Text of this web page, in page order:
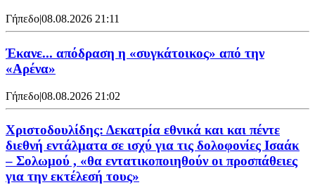
Γήπεδο|08.08.2026 21:11
Έκανε... απόδραση η «συγκάτοικος» από την
«Αρένα»
Γήπεδο|08.08.2026 21:02
Χριστοδουλίδης: Δεκατρία εθνικά και και πέντε
διεθνή εντάλματα σε ισχύ για τις δολοφονίες Ισαάκ
– Σολωμού , «θα εντατικοποιηθούν οι προσπάθειες
για την εκτέλεσή τους»